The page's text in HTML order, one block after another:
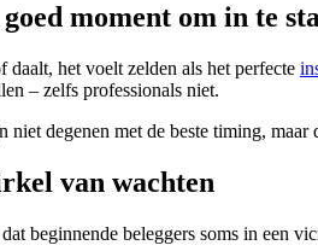
moment om in te
daalt, het voelt zelden als het perfecte
– zelfs professionals niet.
niet degenen met de beste timing,
van wachten
beginnende beleggers soms in een